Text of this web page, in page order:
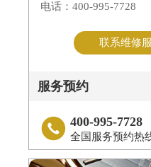
电话：400-995-7728
联系维修
服务预约
 400-995-7728
全国服务预约热